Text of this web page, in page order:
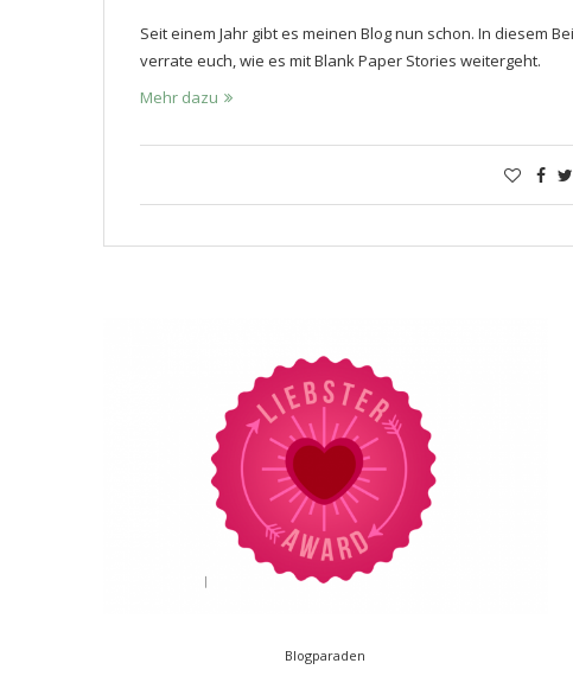
Seit einem Jahr gibt es meinen Blog nun schon. In diesem
verrate euch, wie es mit Blank Paper Stories weitergeht.
Mehr dazu
Blogparaden